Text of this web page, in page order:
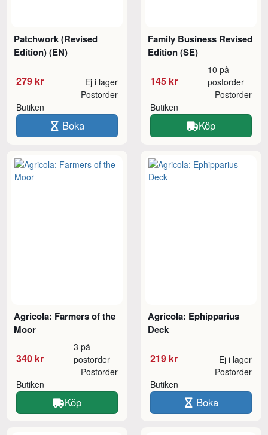
Patchwork (Revised
Edition) (EN)
279 kr Ej i lager
Butiken
Postorder
Boka
Family Business Revised
Edition (SE)
145 kr
10 på
postorder
Butiken
Postorder
Köp
Agricola: Farmers of the
Moor
340 kr
3 på
postorder
Butiken
Postorder
Köp
Agricola: Ephipparius
Deck
219 kr Ej i lager
Butiken
Postorder
Boka